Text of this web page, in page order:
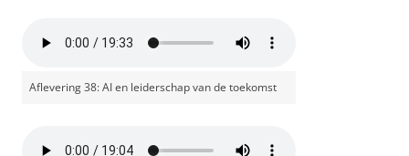
Aflevering 38: AI en leiderschap van de toekomst